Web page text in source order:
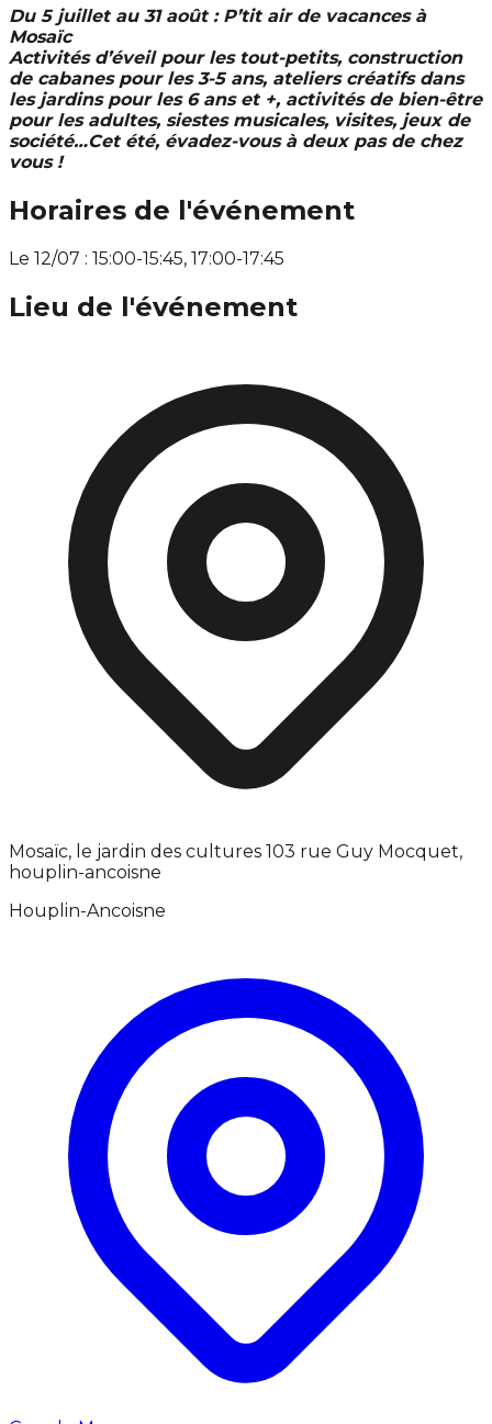
Du 5 juillet au 31 août : P’tit air de vacances à
Mosaïc
Activités d’éveil pour les tout-petits, construction
de cabanes pour les 3-5 ans, ateliers créatifs dans
les jardins pour les 6 ans et +, activités de bien-être
pour les adultes, siestes musicales, visites, jeux de
société…Cet été, évadez-vous à deux pas de chez
vous !
Horaires de l'événement
Le 12/07 : 15:00-15:45, 17:00-17:45
Lieu de l'événement
Mosaïc, le jardin des cultures 103 rue Guy Mocquet,
houplin-ancoisne
Houplin-Ancoisne